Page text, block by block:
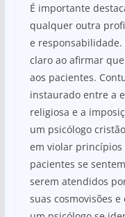
É importante
qualquer outra
e responsabilidade.
claro ao afirmar
aos pacientes.
instaurado entre a
religiosa e a
um psicólogo
em violar princípios
pacientes se
serem atendidos
suas cosmovisões